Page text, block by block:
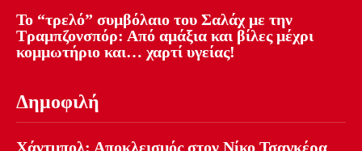
Το “τρελό” συμβόλαιο του Σαλάχ με την
Τραμπζονσπόρ: Από αμάξια και βίλες μέχρι
κομμωτήριο και… χαρτί υγείας!
Δημοφιλή
Χάντμπολ: Αποκλεισμός στον Νίκο Τσαγκέρα